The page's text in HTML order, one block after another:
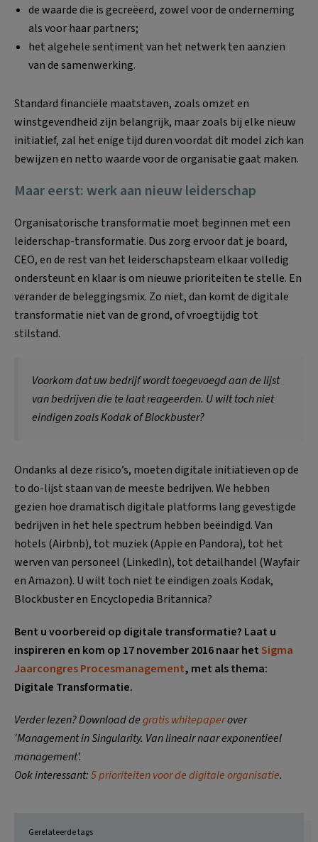
de waarde die is gecreëerd, zowel voor de onderneming
als voor haar partners;
het algehele sentiment van het netwerk ten aanzien
van de samenwerking.
Standard financiële maatstaven, zoals omzet en
winstgevendheid zijn belangrijk, maar zoals bij elke nieuw
initiatief, zal het enige tijd duren voordat dit model zich kan
bewijzen en netto waarde voor de organisatie gaat maken.
Maar eerst: werk aan nieuw leiderschap
Organisatorische transformatie moet beginnen met een
leiderschap-transformatie. Dus zorg ervoor dat je board,
CEO, en de rest van het leiderschapsteam elkaar volledig
ondersteunt en klaar is om nieuwe prioriteiten te stelle. En
verander de beleggingsmix. Zo niet, dan komt de digitale
transformatie niet van de grond, of vroegtijdig tot
stilstand.
Voorkom dat uw bedrijf wordt toegevoegd aan de lijst
van bedrijven die te laat reageerden. U wilt toch niet
eindigen zoals Kodak of Blockbuster?
Ondanks al deze risico’s, moeten digitale initiatieven op de
to do-lijst staan van de meeste bedrijven. We hebben
gezien hoe dramatisch digitale platforms lang gevestigde
bedrijven in het hele spectrum hebben beëindigd. Van
hotels (Airbnb), tot muziek (Apple en Pandora), tot het
werven van personeel (LinkedIn), tot detailhandel (Wayfair
en Amazon). U wilt toch niet te eindigen zoals Kodak,
Blockbuster en Encyclopedia Britannica?
Bent u voorbereid op digitale transformatie? Laat u
inspireren en kom op 17 november 2016 naar hetSigma
Jaarcongres Procesmanagement, met als thema:
Digitale Transformatie.
Verder lezen? Download degratis whitepaperover
‘Management in Singularity. Van lineair naar exponentieel
management’.
Ookinteressant:5 prioriteiten voor de digitale organisatie.
Gerelateerde tags